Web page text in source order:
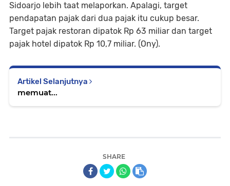
Sidoarjo lebih taat melaporkan. Apalagi, target
pendapatan pajak dari dua pajak itu cukup besar.
Target pajak restoran dipatok Rp 63 miliar dan target
pajak hotel dipatok Rp 10,7 miliar. (Ony).
Artikel Selanjutnya
memuat...
SHARE